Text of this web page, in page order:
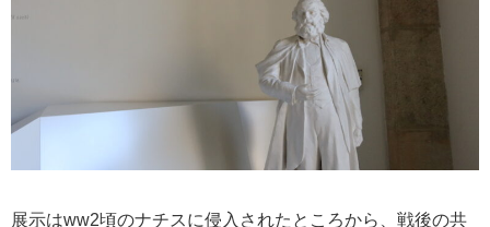
展示はww2頃のナチスに侵入されたところから、戦後の共